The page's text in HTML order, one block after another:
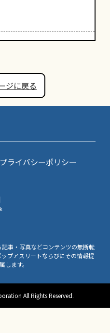
ジに戻る
プライバシーポリシー
事・写真などコンテンツの無断転
プアスリートならびにその情報提
します。
All Rights Reserved.